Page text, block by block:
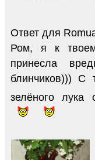
Ответ для
Ром, я к
принесла
блинчиков))) С
зелёного лука